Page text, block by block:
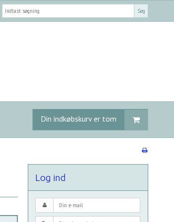
Søg
Din indkøbskurv er tom
Log ind